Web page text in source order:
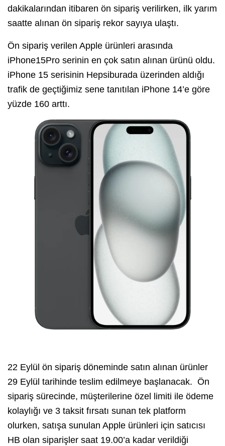
dakikalarından itibaren ön sipariş verilirken, ilk yarım
saatte alınan ön sipariş rekor sayıya ulaştı.
Ön sipariş verilen Apple ürünleri arasında
iPhone15Pro serinin en çok satın alınan ürünü oldu.
iPhone 15 serisinin Hepsiburada üzerinden aldığı
trafik de geçtiğimiz sene tanıtılan iPhone 14’e göre
yüzde 160 arttı.
22 Eylül ön sipariş döneminde satın alınan ürünler
29 Eylül tarihinde teslim edilmeye başlanacak. Ön
sipariş sürecinde, müşterilerine özel limiti ile ödeme
kolaylığı ve 3 taksit fırsatı sunan tek platform
olurken, satışa sunulan Apple ürünleri için satıcısı
HB olan siparişler saat 19.00’a kadar verildiği